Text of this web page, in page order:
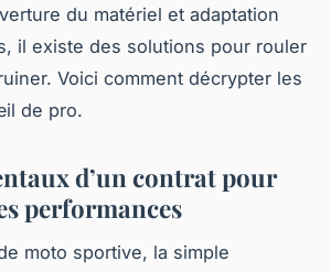
du matériel et adaptation
il existe des solutions pour rouler
Voici comment décrypter les
de pro.
d’un contrat pour
performances
moto sportive, la simple